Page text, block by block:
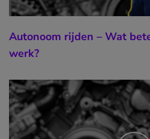
Autonoom rijden – Wat
werk?